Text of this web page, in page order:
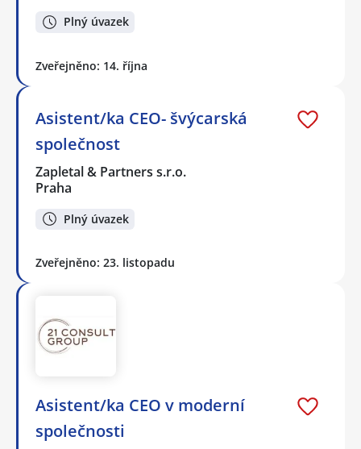
Plný úvazek
Zveřejněno: 14. října
Asistent/ka CEO- švýcarská
společnost
Zapletal & Partners s.r.o.
Praha
Plný úvazek
Zveřejněno: 23. listopadu
Asistent/ka CEO v moderní
společnosti